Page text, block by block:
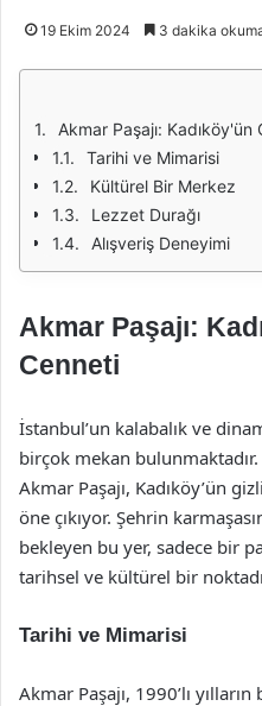
19 Ekim 2024 3 dakika
Akmar Paşajı: Kadıköy'ün
Tarihi ve Mimarisi
Kültürel Bir Merkez
Lezzet Durağı
Alışveriş Deneyimi
Akmar Paşajı:
Cenneti
İstanbul’un kalabalık ve
birçok mekan
Akmar Paşajı, Kadıköy’ün
öne çıkıyor. Şehrin
bekleyen bu yer, sadece bir
tarihsel ve kültürel bir
Tarihi ve Mimarisi
Akmar Paşajı, 1990’lı yılların